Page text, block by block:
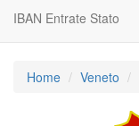
IBAN Entrate Stato
Home Veneto